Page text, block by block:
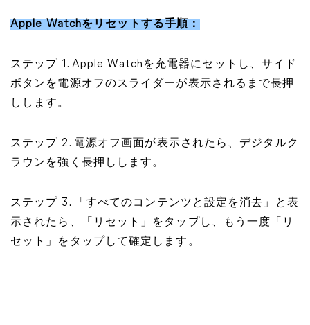
Apple Watchをリセットする手順：
ステップ 1. Apple Watchを充電器にセットし、サイド
ボタンを電源オフのスライダーが表示されるまで長押
しします。
ステップ 2. 電源オフ画面が表示されたら、デジタルク
ラウンを強く長押しします。
ステップ 3. 「すべてのコンテンツと設定を消去」と表
示されたら、「リセット」をタップし、もう一度「リ
セット」をタップして確定します。